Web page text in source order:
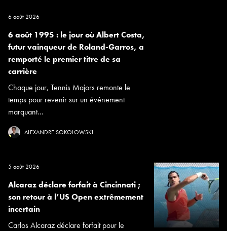
6 août 2026
6 août 1995 : le jour où Albert Costa,
futur vainqueur de Roland-Garros, a
remporté le premier titre de sa
carrière
Chaque jour, Tennis Majors remonte le
temps pour revenir sur un événement
marquant...
ALEXANDRE SOKOLOWSKI
5 août 2026
Alcaraz déclare forfait à Cincinnati ;
son retour à l’US Open extrêmement
incertain
Carlos Alcaraz déclare forfait pour le